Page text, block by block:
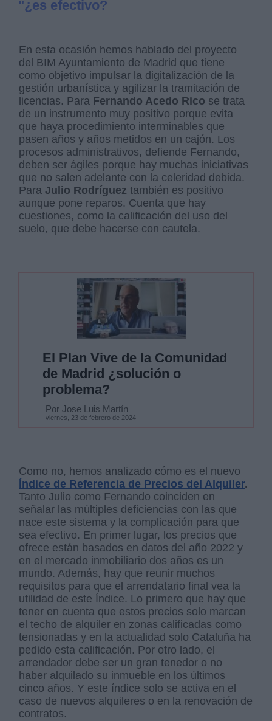
"¿es efectivo?
En esta ocasión hemos hablado del proyecto
del BIM Ayuntamiento de Madrid que tiene
como objetivo impulsar la digitalización de la
gestión urbanística y agilizar la tramitación de
licencias. Para Fernando Acedo Rico se trata
de un instrumento muy positivo porque evita
que haya procedimiento interminables que
pasen años y años metidos en un cajón. Los
procesos administrativos, defiende Fernando,
deben ser ágiles porque hay muchas iniciativas
que no salen adelante con la celeridad debida.
Para Julio Rodríguez también es positivo
aunque pone reparos. Cuenta que hay
cuestiones, como la calificación del uso del
suelo, que debe hacerse con cautela.
El Plan Vive de la Comunidad
de Madrid ¿solución o
problema?
Por Jose Luis Martín
viernes, 23 de febrero de 2024
Como no, hemos analizado cómo es el nuevo
Índice de Referencia de Precios del Alquiler.
Tanto Julio como Fernando coinciden en
señalar las múltiples deficiencias con las que
nace este sistema y la complicación para que
sea efectivo. En primer lugar, los precios que
ofrece están basados en datos del año 2022 y
en el mercado inmobiliario dos años es un
mundo. Además, hay que reunir muchos
requisitos para que el arrendatario final vea la
utilidad de este Índice. Lo primero que hay que
tener en cuenta que estos precios solo marcan
el techo de alquiler en zonas calificadas como
tensionadas y en la actualidad solo Cataluña ha
pedido esta calificación. Por otro lado, el
arrendador debe ser un gran tenedor o no
haber alquilado su inmueble en los últimos
cinco años. Y este índice solo se activa en el
caso de nuevos alquileres o en la renovación de
contratos.